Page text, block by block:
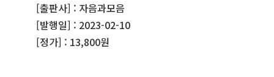
[출판사] : 자음과모음
[발행일] : 2023-02-10
[정가] : 13,800원